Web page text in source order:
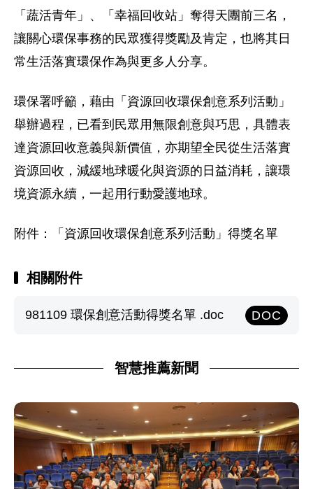
「蔬活青年」、「幸福回收站」奪得天團前三名，
讓關心環保事務的民眾獲得獎勵及肯定，也將其日
常生活落實環保作為與更多人分享。
環保署呼籲，藉由「資源回收環保創意系列活動」
舉辦過程，已看到民眾用無限創意與巧思，具體表
達資源回收意義與新價值，亦期望全民從生活落實
資源回收，減緩地球暖化與資源的日益消耗，讓環
境資源永續，一起用行動愛護地球。
附件：「資源回收環保創意系列活動」得獎名單
相關附件
981109 環保創意活動得獎名單 .doc DOC
智慧推薦新聞